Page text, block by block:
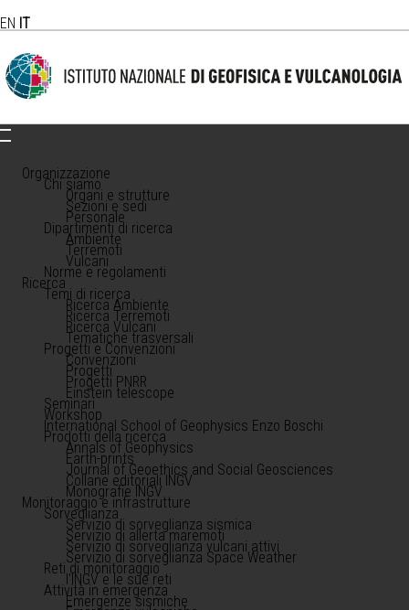
EN IT
Organizzazione
Chi siamo
Organi e strutture
Sezioni e sedi
Personale
Dipartimenti di ricerca
Ambiente
Terremoti
Vulcani
Norme e regolamenti
Ricerca
Temi di ricerca
Ricerca Ambiente
Ricerca Terremoti
Ricerca Vulcani
Tematiche trasversali
Progetti e Convenzioni
Convenzioni
Progetti
Progetti PNRR
Einstein telescope
Seminari
Workshop
International School of Geophysics Enzo Boschi
Prodotti della ricerca
Annals of Geophysics
Earth-prints
Journal of Geoethics and Social Geosciences
Collane editoriali INGV
Monografie INGV
Monitoraggio e infrastrutture
Sorveglianza
Servizio di sorveglianza sismica
Servizio di allerta maremoti
Servizio di sorveglianza vulcani attivi
Servizio di sorveglianza Space Weather
Reti di monitoraggio
l'INGV e le sue reti
Attività in emergenza
Emergenze sismiche